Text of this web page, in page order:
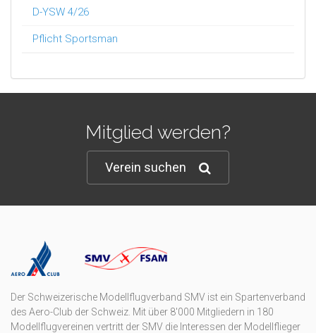
D-YSW 4/26
Pflicht Sportsman
Mitglied werden?
Verein suchen
Der Schweizerische Modellflugverband SMV ist ein Spartenverband
des Aero-Club der Schweiz. Mit über 8'000 Mitgliedern in 180
Modellflugvereinen vertritt der SMV die Interessen der Modellflieger